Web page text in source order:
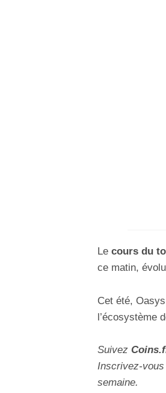
Le cours du
ce matin,
Cet été,
l’écosystème
Suivez Coins
Inscrivez-
semaine.